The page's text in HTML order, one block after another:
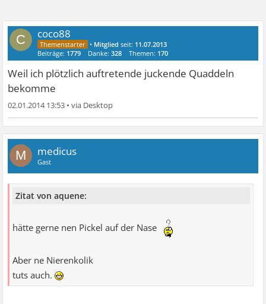
C coco88
• Mitglied seit: 11.07.2013
Beiträge: 1779 Danke:328 Themen: 170
Weil ich plötzlich auftretende juckende Quaddeln
bekomme
02.01.2014 13:53 •
M medicus
Gast
Zitat von aquene:
hätte gerne nen Pickel auf der Nase
Aber ne Nierenkolik
tuts auch.